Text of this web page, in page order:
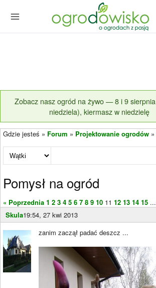
Zobacz nasz ogród na żywo — 8 i 9
niedziela), kiermasz w niedzielę
Gdzie jesteś » Forum » Projektowanie ogrodów »
Pomysł na ogród
« Poprzednia 1 2 3 4 5 6 7 8 9 10 11 12 13 14 15 ...
Skula19:54, 27 kwi 2013
zanim zaczął padać deszcz ...